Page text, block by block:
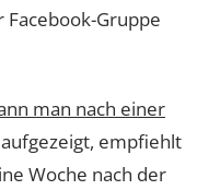
gestaltet sich
intensiver. Die
man nach einer